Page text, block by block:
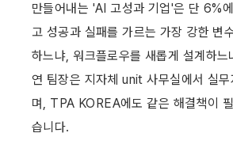
만들어내는 'AI 고성과 기업'은 단 6%
고 성공과 실패를 가르는 가장 강한 변
하느냐, 워크플로우를 새롭게 설계하
연 팀장은 지자체 unit 사무실에서 실
며, TPA KOREA에도 같은 해결책이
습니다.